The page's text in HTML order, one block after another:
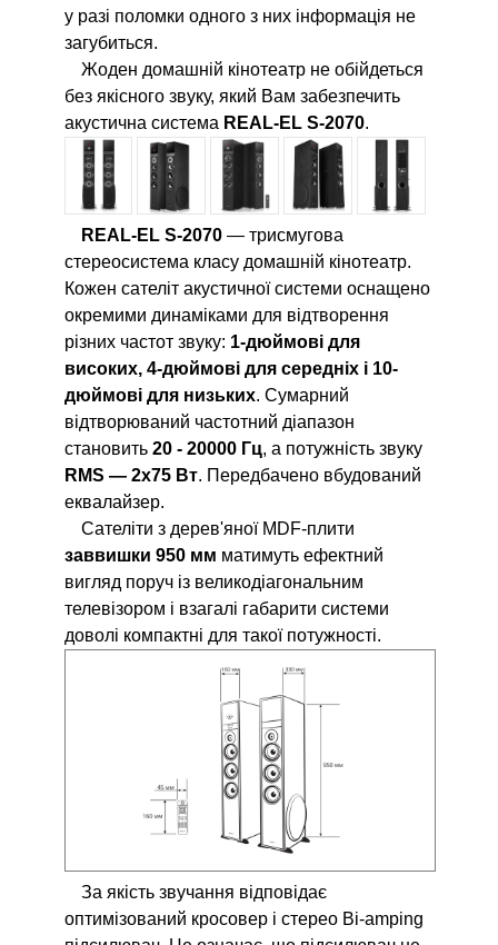
у разі поломки одного з них інформація не
загубиться.
Жоден домашній кінотеатр не обійдеться
без якісного звуку, який Вам забезпечить
акустична система REAL-EL S-2070.
REAL-EL S-2070— трисмугова
стереосистема класу домашній кінотеатр.
Кожен сателіт акустичної системи оснащено
окремими динаміками для відтворення
різних частот звуку: 1-дюймові для
високих, 4-дюймові для середніх і 10-
дюймові для низьких. Сумарний
відтворюваний частотний діапазон
становить 20 - 20000 Гц, а потужність звуку
RMS — 2х75 Вт. Передбачено вбудований
еквалайзер.
Сателіти з дерев'яної MDF-плити
заввишки 950 мм матимуть ефектний
вигляд поруч із великодіагональним
телевізором і взагалі габарити системи
доволі компактні для такої потужності.
За якість звучання відповідає
оптимізований кросовер і стерео Bi-amping